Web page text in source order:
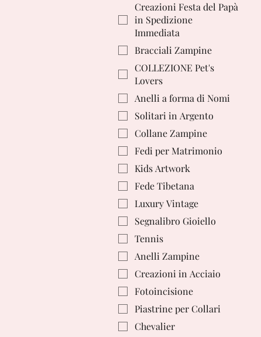
Creazioni Festa del Papà
in Spedizione
Immediata
Bracciali Zampine
COLLEZIONE Pet's
Lovers
Anelli a forma di Nomi
Solitari in Argento
Collane Zampine
Fedi per Matrimonio
Kids Artwork
Fede Tibetana
Luxury Vintage
Segnalibro Gioiello
Tennis
Anelli Zampine
Creazioni in Acciaio
Fotoincisione
Piastrine per Collari
Chevalier